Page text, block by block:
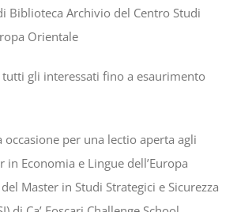
Biblioteca Archivio del Centro Studi
Orientale
tutti gli interessati fino a esaurimento
occasione per una lectio aperta agli
in Economia e Lingue dell’Europa
Master in Studi Strategici e Sicurezza